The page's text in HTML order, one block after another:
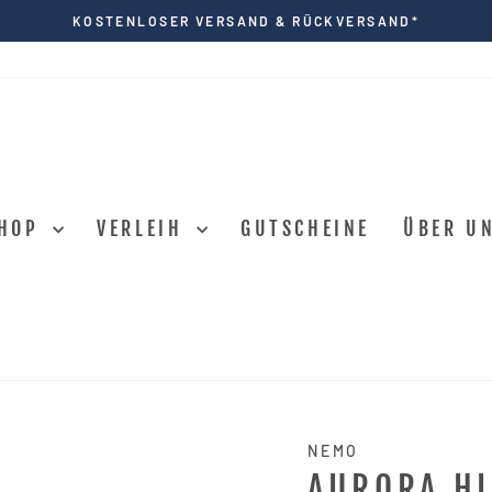
Pause
KOSTENLOSER VERSAND & RÜCKVERSAND*
VERLEIH GUTSCHEINE ÜBER
NEMO